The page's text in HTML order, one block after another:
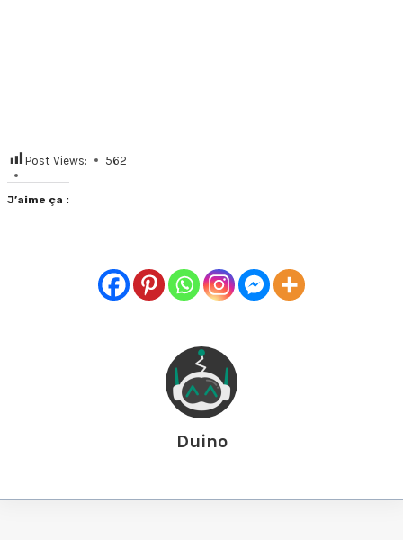
Post Views: 562
J’aime ça :
Duino